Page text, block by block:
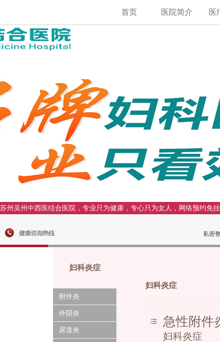
首页 医院简介 医
苏州吴州中西医结合医院，专业只为健康，专心只为女人，网络预约免
诚信行医，树百年苏州
私密
妇科炎症
附件炎
外阴炎
尿道炎
妇科炎症
急性附件
妇科炎症